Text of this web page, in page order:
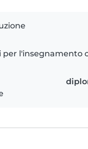
per l'insegnamento